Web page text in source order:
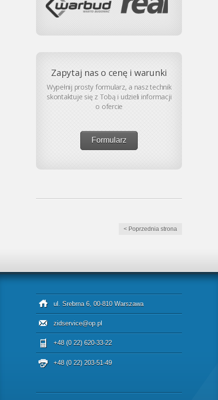
Zapytaj nas o cenę i warunki
Wypełnij prosty formularz, a nasz technik
skontaktuje się z Tobą i udzieli informacji
o ofercie
Formularz
< Poprzednia strona
ul. Srebrna 6, 00-810 Warszawa
zidservice@op.pl
+48 (0 22) 620-33-22
+48 (0 22) 203-51-49